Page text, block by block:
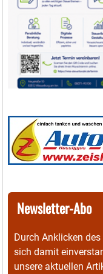
Newsletter-Abo
Durch Anklicken
sich damit
unsere aktuellen